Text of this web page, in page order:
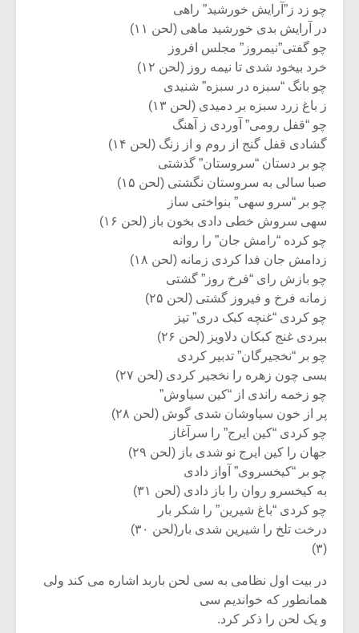
چو زد ز”آرایش خورشید” راهی
در آرایش بدی خورشید ماهی (لحن ۱۱)
چو گفتی”نیمروز” مجلس افروز
خرد بیخود شدی تا نیمه روز (لحن ۱۲)
چو بانگ “سبزه در سبزه” شنیدی
ز باغ زرد سبزه بر دمیدی (لحن ۱۳)
چو “قفل رومی” آوردی ز آهنگ
گشادی قفل گنج از روم و از زنگ (لحن ۱۴)
چو بر دستان “سروستان” گذشتی
صبا سالی به سروستان نگشتی (لحن ۱۵)
چو بر “سرو سهی” بنواختی ساز
سهی سروش خطی دادی بخون باز (لحن ۱۶)
چو کرده “رامش جان” را روانه
زدامش جان فدا کردی زمانه (لحن ۱۸)
چو بازش رای “فرخ روز” گشتی
زمانه فرخ و فیروز گشتی (لحن ۲۵)
چو کردی “غنچه کبک دری” تیز
ببردی غنج کبکان دلاویز (لحن ۲۶)
چو بر “نخجیرگان” تدبیر کردی
بسی چون زهره را نخجیر کردی (لحن ۲۷)
چو زخمه راندی از “کین سیاوش”
پر از خون سیاوشان شدی گوش (لحن ۲۸)
چو کردی “کین ایرج” را سرآغاز
جهان را کین ایرج نو شدی باز (لحن ۲۹)
چو بر “کیخسروی” آواز دادی
به کیخسرو روان را باز دادی (لحن ۳۱)
چو کردی “باغ شیرین” را شکر بار
درخت تلخ را شیرین شدی بار(لحن ۳۰)
(۳)
در بیت اول نظامی به سی لحن باربد اشاره می کند ولی
همانطور که خواندیم سی
و یک لحن را ذکر کرد.